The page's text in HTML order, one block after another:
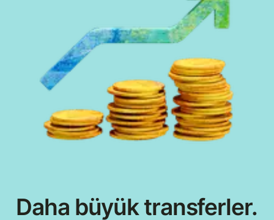
Daha büyük transferler.